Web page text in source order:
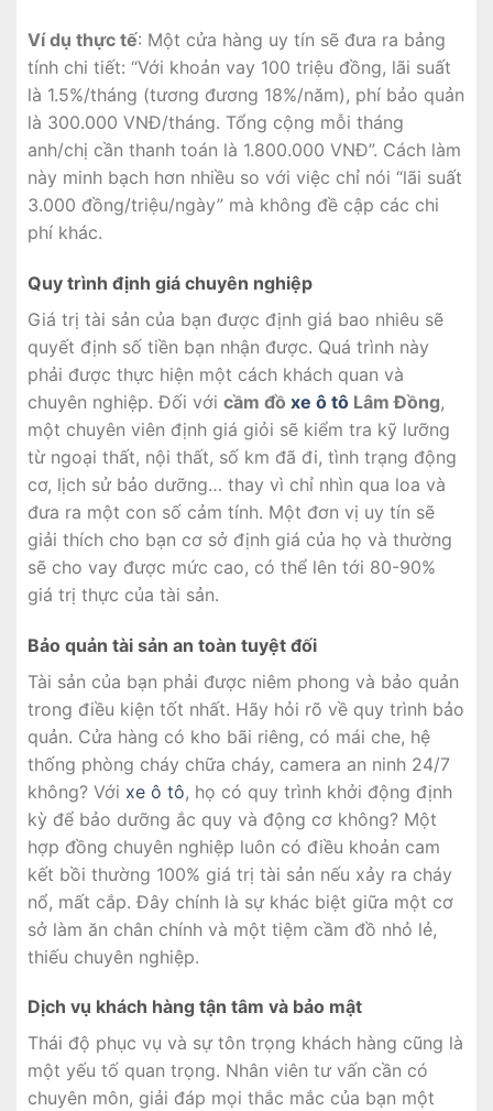
Ví dụ thực tế: Một cửa hàng uy tín sẽ đưa ra bảng
tính chi tiết: “Với khoản vay 100 triệu đồng, lãi suất
là 1.5%/tháng (tương đương 18%/năm), phí bảo quản
là 300.000 VNĐ/tháng. Tổng cộng mỗi tháng
anh/chị cần thanh toán là 1.800.000 VNĐ”. Cách làm
này minh bạch hơn nhiều so với việc chỉ nói “lãi suất
3.000 đồng/triệu/ngày” mà không đề cập các chi
phí khác.
Quy trình định giá chuyên nghiệp
Giá trị tài sản của bạn được định giá bao nhiêu sẽ
quyết định số tiền bạn nhận được. Quá trình này
phải được thực hiện một cách khách quan và
chuyên nghiệp. Đối với cầm đồ xe ô tô Lâm Đồng,
một chuyên viên định giá giỏi sẽ kiểm tra kỹ lưỡng
từ ngoại thất, nội thất, số km đã đi, tình trạng động
cơ, lịch sử bảo dưỡng… thay vì chỉ nhìn qua loa và
đưa ra một con số cảm tính. Một đơn vị uy tín sẽ
giải thích cho bạn cơ sở định giá của họ và thường
sẽ cho vay được mức cao, có thể lên tới 80-90%
giá trị thực của tài sản.
Bảo quản tài sản an toàn tuyệt đối
Tài sản của bạn phải được niêm phong và bảo quản
trong điều kiện tốt nhất. Hãy hỏi rõ về quy trình bảo
quản. Cửa hàng có kho bãi riêng, có mái che, hệ
thống phòng cháy chữa cháy, camera an ninh 24/7
không? Với xe ô tô, họ có quy trình khởi động định
kỳ để bảo dưỡng ắc quy và động cơ không? Một
hợp đồng chuyên nghiệp luôn có điều khoản cam
kết bồi thường 100% giá trị tài sản nếu xảy ra cháy
nổ, mất cắp. Đây chính là sự khác biệt giữa một cơ
sở làm ăn chân chính và một tiệm cầm đồ nhỏ lẻ,
thiếu chuyên nghiệp.
Dịch vụ khách hàng tận tâm và bảo mật
Thái độ phục vụ và sự tôn trọng khách hàng cũng là
một yếu tố quan trọng. Nhân viên tư vấn cần có
chuyên môn, giải đáp mọi thắc mắc của bạn một